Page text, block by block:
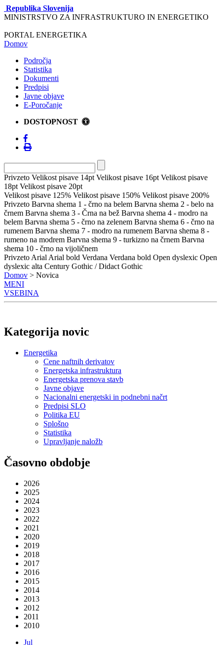
Republika Slovenija
MINISTRSTVO ZA INFRASTRUKTURO IN ENERGETIKO
PORTAL ENERGETIKA
Domov
Področja
Statistika
Dokumenti
Predpisi
Javne objave
E-Poročanje
DOSTOPNOST
Privzeto Velikost pisave 14pt Velikost pisave 16pt Velikost pisave
18pt Velikost pisave 20pt
Velikost pisave 125% Velikost pisave 150% Velikost pisave 200%
Privzeto Barvna shema 1 - črno na belem Barvna shema 2 - belo na
črnem Barvna shema 3 - Črna na bež Barvna shema 4 - modro na
belem Barvna shema 5 - črno na zelenem Barvna shema 6 - črno na
rumenem Barvna shema 7 - modro na rumenem Barvna shema 8 -
rumeno na modrem Barvna shema 9 - turkizno na črnem Barvna
shema 10 - črno na vijoličnem
Privzeto Arial Arial bold Verdana Verdana bold Open dyslexic Open
dyslexic alta Century Gothic / Didact Gothic
Domov > Novica
MENI
VSEBINA
Kategorija novic
Energetika
Cene naftnih derivatov
Energetska infrastruktura
Energetska prenova stavb
Javne objave
Nacionalni energetski in podnebni načrt
Predpisi SLO
Politika EU
Splošno
Statistika
Upravljanje naložb
Časovno obdobje
2026
2025
2024
2023
2022
2021
2020
2019
2018
2017
2016
2015
2014
2013
2012
2011
2010
Jul